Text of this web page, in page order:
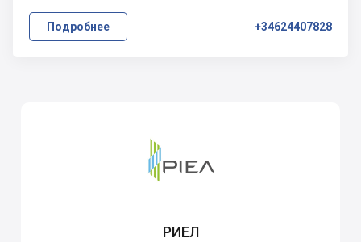
Подробнее +34624407828
РИЕЛ